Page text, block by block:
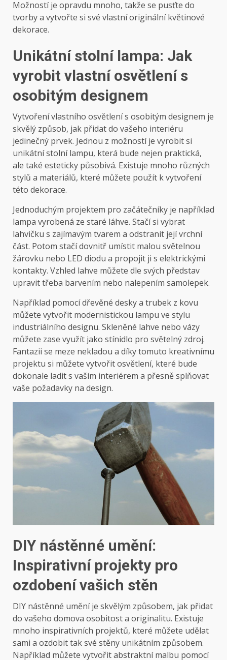
Možností je opravdu mnoho, takže se pusťte do
tvorby a vytvořte si své vlastní originální květinové
dekorace.
Unikátní stolní lampa: Jak
vyrobit vlastní osvětlení s
osobitým designem
Vytvoření vlastního osvětlení s osobitým designem je
skvělý způsob, jak přidat do vašeho interiéru
jedinečný prvek. Jednou z možností je vyrobit si
unikátní stolní lampu, která bude nejen praktická,
ale také esteticky působivá. Existuje mnoho různých
stylů a materiálů, které můžete použít k vytvoření
této dekorace.
Jednoduchým projektem pro začátečníky je například
lampa vyrobená ze staré láhve. Stačí si vybrat
lahvičku s zajímavým tvarem a odstranit její vrchní
část. Potom stačí dovnitř umístit malou světelnou
žárovku nebo LED diodu a propojit ji s elektrickými
kontakty. Vzhled lahve můžete dle svých představ
upravit třeba barvením nebo nalepením samolepek.
Například pomocí dřevěné desky a trubek z kovu
můžete vytvořit modernistickou lampu ve stylu
industriálního designu. Skleněné lahve nebo vázy
můžete zase využít jako stínidlo pro světelný zdroj.
Fantazii se meze nekladou a díky tomuto kreativnímu
projektu si můžete vytvořit osvětlení, které bude
dokonale ladit s vaším interiérem a přesně splňovat
vaše požadavky na design.
DIY nástěnné umění:
Inspirativní projekty pro
ozdobení vašich stěn
DIY nástěnné umění je skvělým způsobem, jak přidat
do vašeho domova osobitost a originalitu. Existuje
mnoho inspirativních projektů, které můžete udělat
sami a ozdobit tak své stěny unikátním způsobem.
Například můžete vytvořit abstraktní malbu pomocí